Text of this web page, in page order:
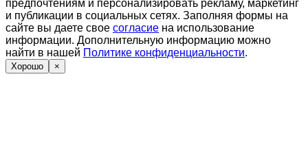
предпочтениям и персонализировать рекламу, маркетинг
и публикации в социальных сетях. Заполняя формы на
сайте вы даете свое согласие на использование
информации. Дополнительную информацию можно
найти в нашей Политике конфиденциальности.
Хорошо ×